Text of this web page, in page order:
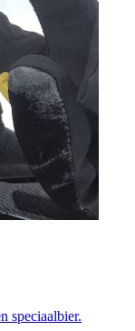
speciaalbier.